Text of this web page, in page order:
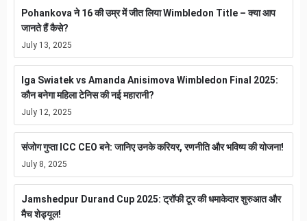
Pohankova ने 16 की उम्र में जीत लिया Wimbledon Title – क्या आप
जानते हैं कैसे?
July 13, 2025
Iga Swiatek vs Amanda Anisimova Wimbledon Final 2025:
कौन बनेगा महिला टेनिस की नई महारानी?
July 12, 2025
संजोग गुप्ता ICC CEO बने: जानिए उनके करियर, रणनीति और भविष्य की योजना!
July 8, 2025
Jamshedpur Durand Cup 2025: ट्रॉफी टूर की धमाकेदार शुरुआत और
मैच शेड्यूल!